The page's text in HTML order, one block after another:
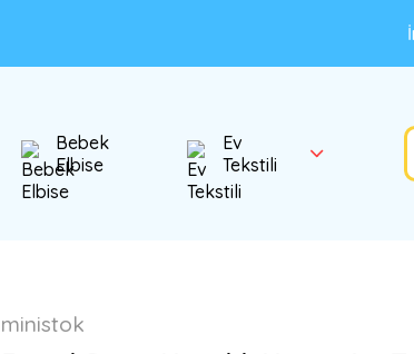
Bebek
Elbise
Ev
Tekstili
ministok